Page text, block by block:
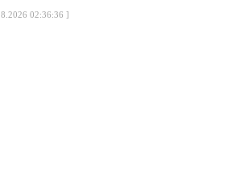
02:36:36 ]